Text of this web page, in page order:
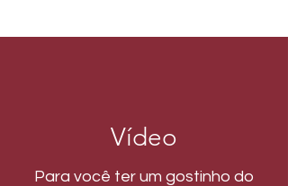
Vídeo
Para você ter um gostinho do